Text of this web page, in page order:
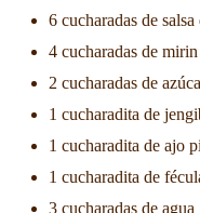
6 cucharadas de salsa
4 cucharadas de mirin
2 cucharadas de
1 cucharadita de
1 cucharadita de ajo
1 cucharadita de
3 cucharadas de agua